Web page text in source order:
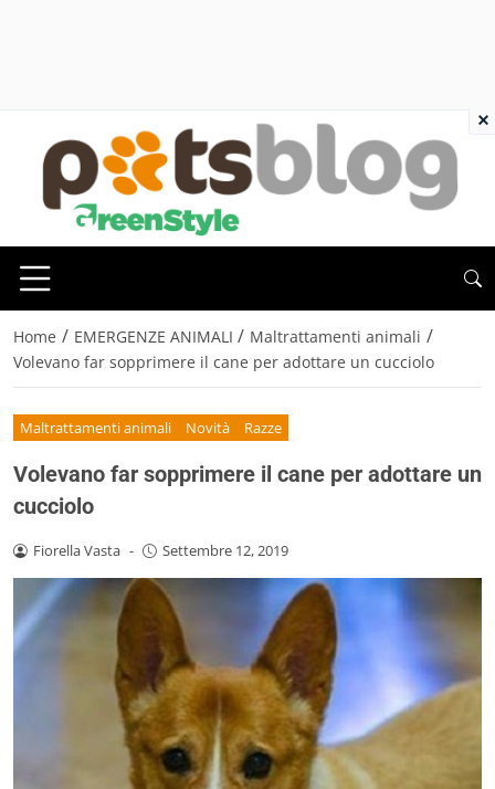
Home / EMERGENZE ANIMALI / Maltrattamenti animali /
Volevano far sopprimere il cane per adottare un cucciolo
Maltrattamenti animali Novità Razze
Volevano far sopprimere il cane per adottare un
cucciolo
Fiorella Vasta - Settembre 12, 2019
×